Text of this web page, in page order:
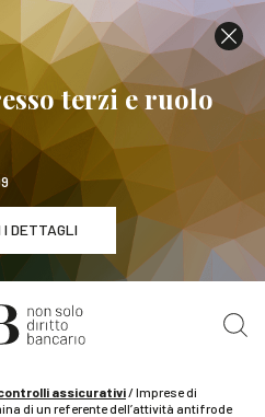
terzi e ruolo
I DETTAGLI
settembre
e ruolo della banca
assicurativi/Imprese di
di un referente dell’attività antifrode